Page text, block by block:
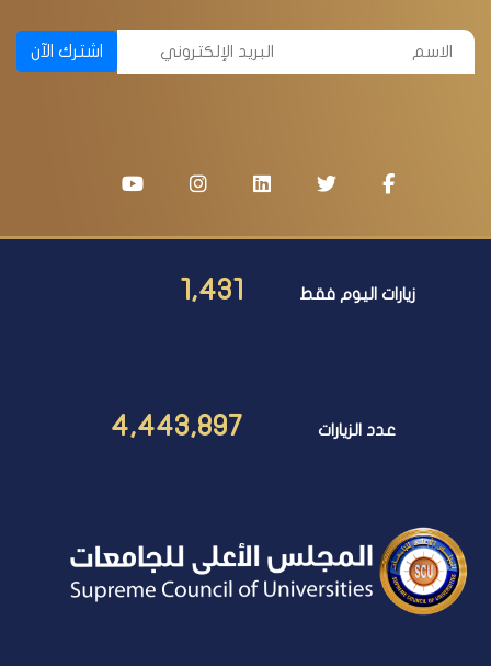
اشترك الآن
زيارات اليوم فقط 1,431
عدد الزيارات 4,443,897